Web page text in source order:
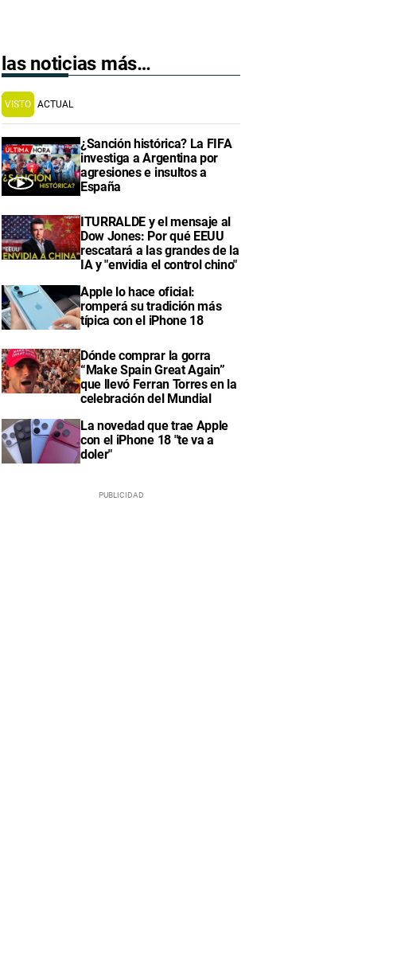
las noticias más…
VISTO ACTUAL
¿Sanción histórica? La FIFA
investiga a Argentina por
agresiones e insultos a
España
ITURRALDE y el mensaje al
Dow Jones: Por qué EEUU
rescatará a las grandes de la
IA y "envidia el control chino"
Apple lo hace oficial:
romperá su tradición más
típica con el iPhone 18
Dónde comprar la gorra
“Make Spain Great Again”
que llevó Ferran Torres en la
celebración del Mundial
La novedad que trae Apple
con el iPhone 18 "te va a
doler"